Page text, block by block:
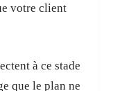
votre client
à ce stade
que le plan ne